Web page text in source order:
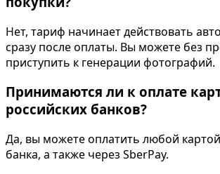
Нет, тариф начинает действовать
сразу после оплаты. Вы можете без
приступить к генерации фотографий.
Принимаются ли к оплате
российских банков?
Да, вы можете оплатить любой
банка, а также через SberPay.